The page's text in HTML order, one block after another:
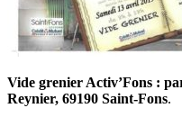
Vide grenier Activ’Fons :
Reynier, 69190 Saint-Fons.